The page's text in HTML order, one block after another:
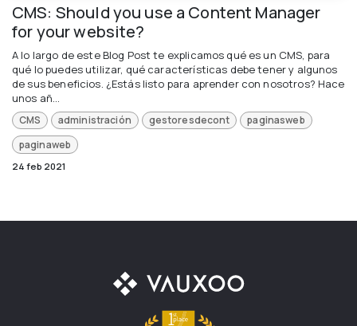
CMS: Should you use a Content Manager
for your website?
A lo largo de este Blog Post te explicamos qué es un CMS, para
qué lo puedes utilizar, qué características debe tener y algunos
de sus beneficios. ¿Estás listo para aprender con nosotros? Hace
unos añ...
CMS administración gestoresdecont
paginasweb
paginaweb
24 feb 2021